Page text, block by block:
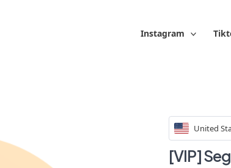
Instagram
United
[VIP]